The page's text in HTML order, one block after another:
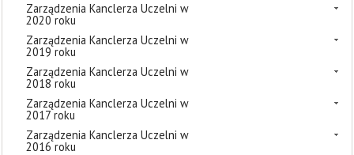
Zarządzenia Kanclerza Uczelni w
2020 roku
Zarządzenia Kanclerza Uczelni w
2019 roku
Zarządzenia Kanclerza Uczelni w
2018 roku
Zarządzenia Kanclerza Uczelni w
2017 roku
Zarządzenia Kanclerza Uczelni w
2016 roku